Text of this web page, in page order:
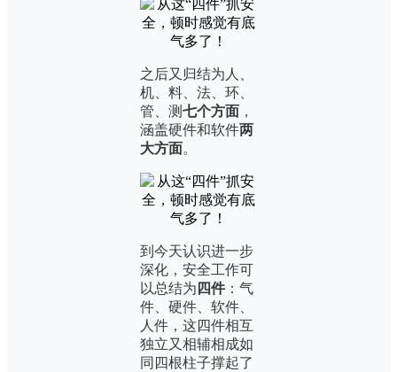
之后又归结为人、
机、料、法、环、
管、测七个方面 ，
涵盖硬件和软件两
大方面。
到今天认识进一步
深化，安全工作可
以总结为 四件：气
件、硬件、软件、
人件，这四件相互
独立又相辅相成如
同四根柱子撑起了